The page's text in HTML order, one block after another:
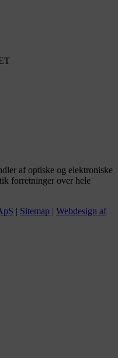
af optiske og elektroniske
forretninger over hele
| Sitemap | Webdesign af